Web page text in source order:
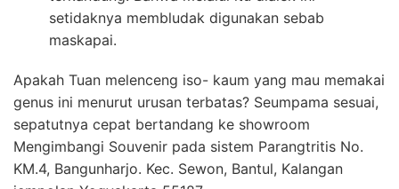
setidaknya membludak digunakan sebab
maskapai.
Apakah Tuan melenceng iso- kaum yang mau memakai
genus ini menurut urusan terbatas? Seumpama sesuai,
sepatutnya cepat bertandang ke showroom
Mengimbangi Souvenir pada sistem Parangtritis No.
KM.4, Bangunharjo. Kec. Sewon, Bantul, Kalangan